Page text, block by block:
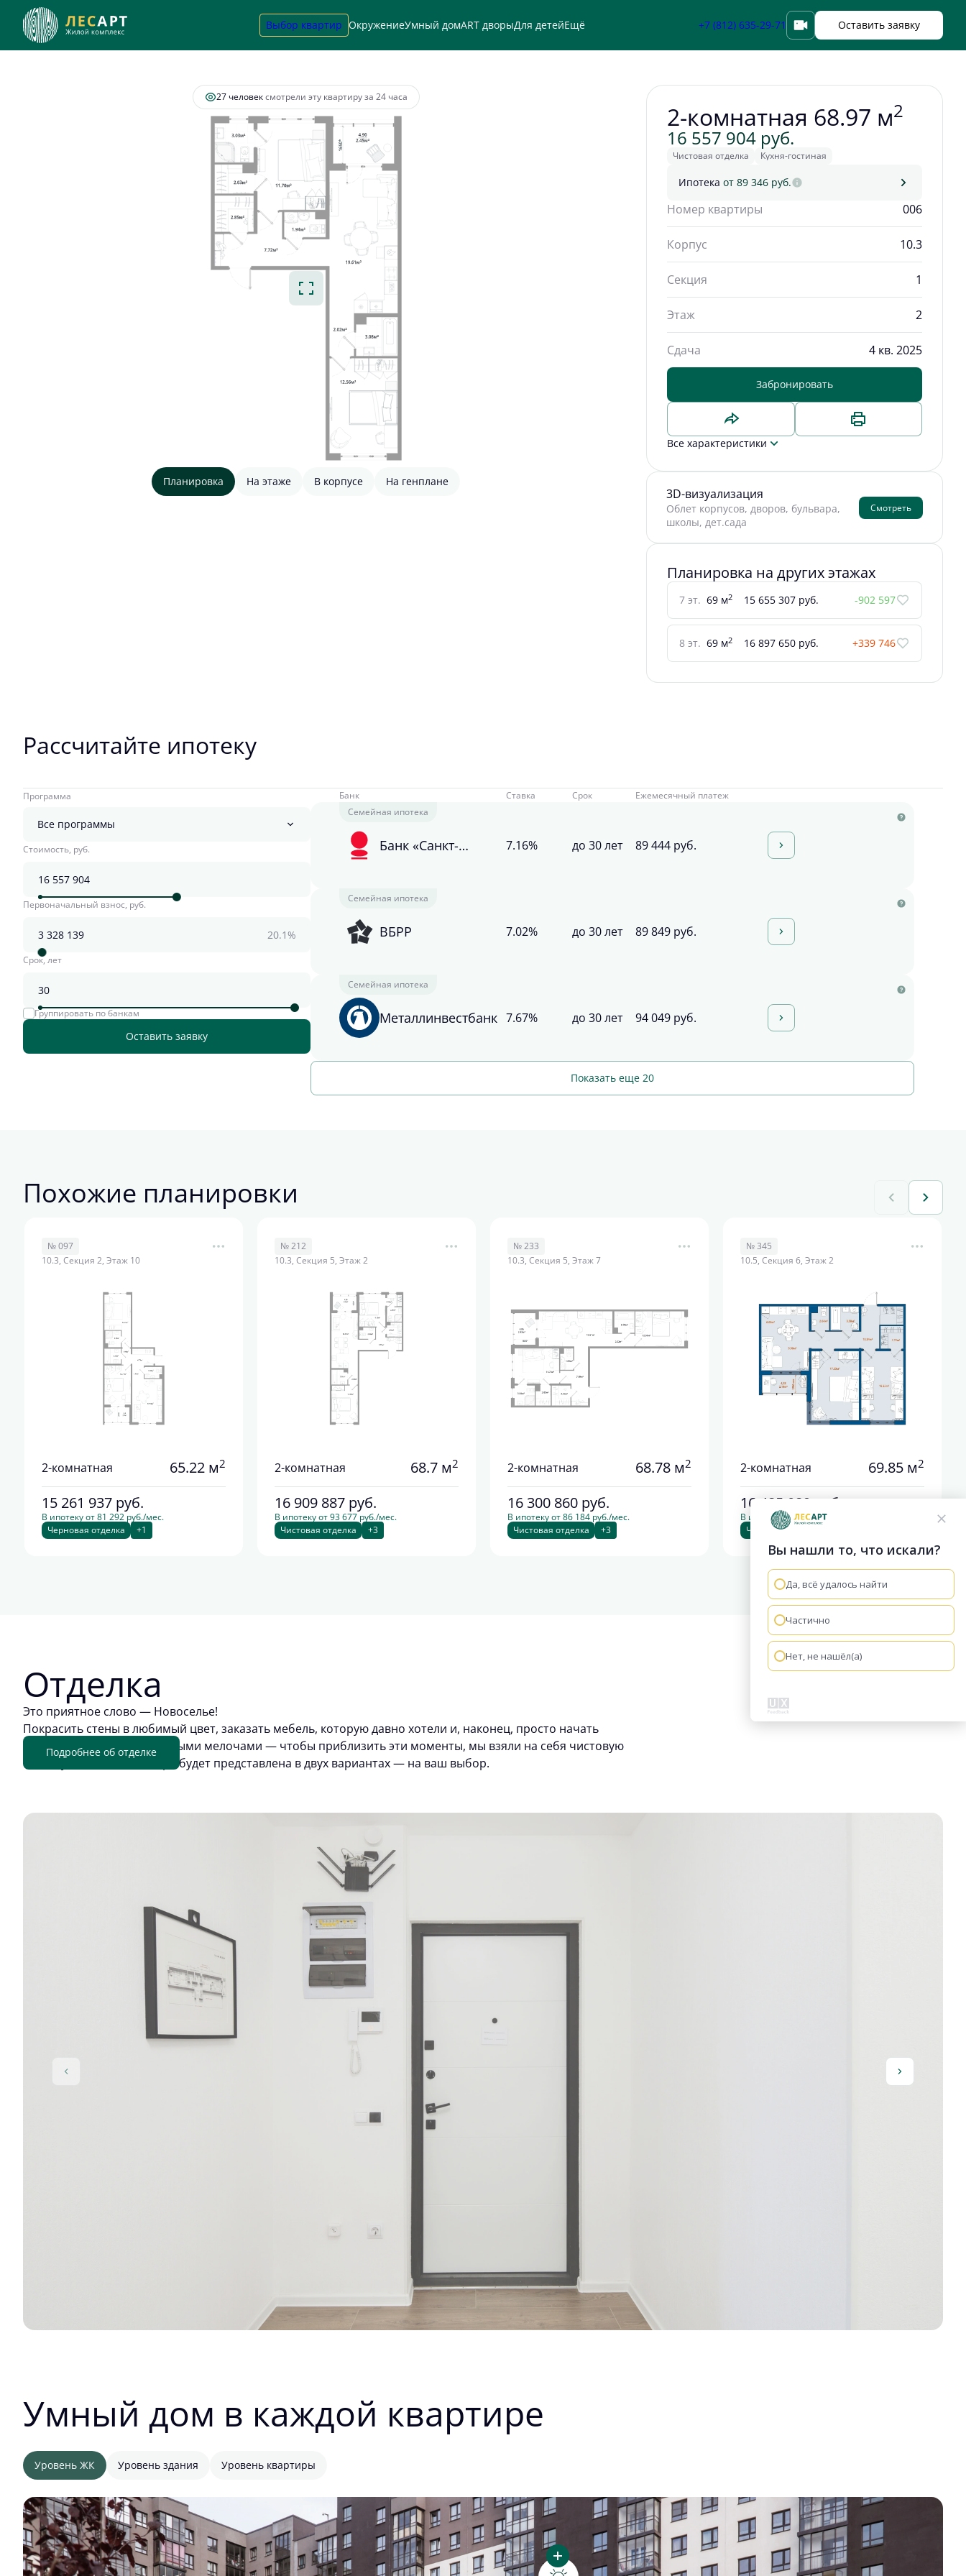
Выбор квартир ОкружениеУмный домART дворыДля детейЕщё +7 (812) 635-29-71 Оставить заявку
2-комнатная68.97 м 16 557 904 руб.Ипотекаот 89 346 руб. Забронировать
27 человексмотрели эту квартиру за 24 часа
Планировка На этаже В корпусе На генплане
2-комнатная 68.97 м2
16 557 904 руб.
Чистовая отделка Кухня-гостиная
Ипотека от 89 346 руб.
Номер квартиры 006
Корпус 10.3
Секция 1
Этаж 2
Сдача 4 кв. 2025
Забронировать
Все характеристики
3D-визуализация
Облет корпусов, дворов, бульвара,
школы, дет.сада
Смотреть
Планировка на других этажах
7 эт. 69 м2 15 655 307 руб. -902 597
8 эт. 69 м2 16 897 650 руб. +339 746
Рассчитайте ипотеку
Программа
Все программы
Стоимость, руб.
Первоначальный взнос, руб.
20.1%
Срок, лет
Группировать по банкам
Оставить заявку
Банк Ставка Срок
Ежемесячный платеж
Семейная ипотека
Банк «Санкт-
7.16% до 30 лет 89 444 руб.
Семейная ипотека
ВБРР 7.02% до 30 лет 89 849 руб.
Семейная ипотека
Металлинвестбанк 7.67% до 30 лет 94 049 руб.
Показать еще 20
Похожие планировки
№ 097
10.3, Секция 2, Этаж 10
2-комнатная 65.22 м2
15 261 937 руб.
В ипотеку от 81 292 руб./мес.
Черновая отделка
+1
№ 212
10.3, Секция 5, Этаж 2
2-комнатная 68.7 м2
16 909 887 руб.
В ипотеку от 93 677 руб./мес.
Чистовая отделка
+3
№ 233
10.3, Секция 5, Этаж 7
2-комнатная 68.78 м2
16 300 860 руб.
В ипотеку от 86 184 руб./мес.
Чистовая отделка
+3
№ 345
10.5, Секция 6, Этаж 2
2-комнатная 69.85 м2
16 485 089 руб.
В ипотеку от 88 930 руб./мес.
Чистовая отделка
Отделка
Это приятное слово — Новоселье!
Покрасить стены в любимый цвет, заказать мебель, которую давно хотели и, наконец, просто начать
обживать квартиру приятными мелочами — чтобы приблизить эти моменты, мы взяли на себя чистовую
отделку. Цветовая палитра будет представлена в двух вариантах — на ваш выбор.
Подробнее об отделке
Умный дом в каждой квартире
Уровень ЖК Уровень здания Уровень квартиры
Вы нашли то, что искали?
Да, всё удалось найти
Частично
Нет, не нашёл(а)